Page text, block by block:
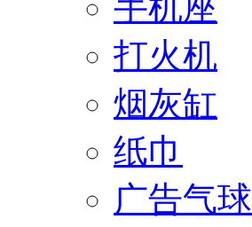
打火机
烟灰缸
纸巾
广告气球